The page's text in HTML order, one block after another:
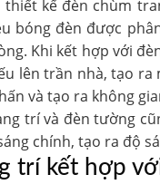
thiết kế đèn chùm
đèn được
Khi kết hợp với
lên trần nhà, tạo
và tạo ra không
trí và đèn tường
chính, tạo ra độ
trí kết hợp